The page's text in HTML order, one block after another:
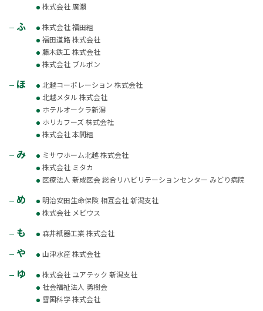
株式会社 廣瀨
ふ
株式会社 福田組
福田道路 株式会社
藤木鉄工 株式会社
株式会社 ブルボン
ほ
北越コーポレーション 株式会社
北越メタル 株式会社
ホテルオークラ新潟
ホリカフーズ 株式会社
株式会社 本間組
み
ミサワホーム北越 株式会社
株式会社 ミタカ
医療法人 新成医会 総合リハビリテーションセンター みどり病院
め
明治安田生命保険 相互会社 新潟支社
株式会社 メビウス
も 森井紙器工業 株式会社
や 山津水産 株式会社
ゆ
株式会社 ユアテック 新潟支社
社会福祉法人 勇樹会
雪国科学 株式会社